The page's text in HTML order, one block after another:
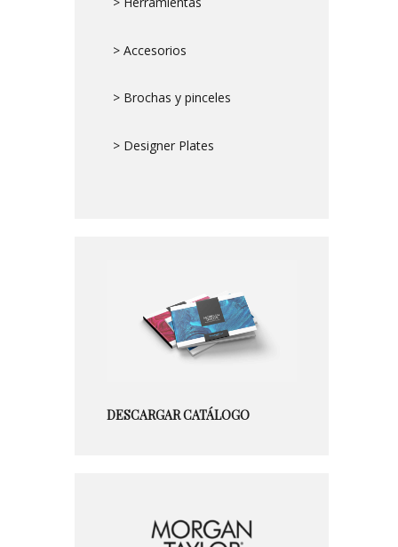
> Accesorios
> Brochas y pinceles
> Designer Plates
DESCARGAR CATÁLOGO